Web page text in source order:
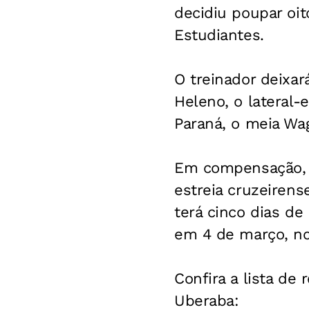
decidiu poupar
Estudiantes.
O treinador
Heleno, o lateral-
Paraná, o meia
Em
estreia
terá cinco dias de
em 4 de março,
Confira a lista de
Uberaba: